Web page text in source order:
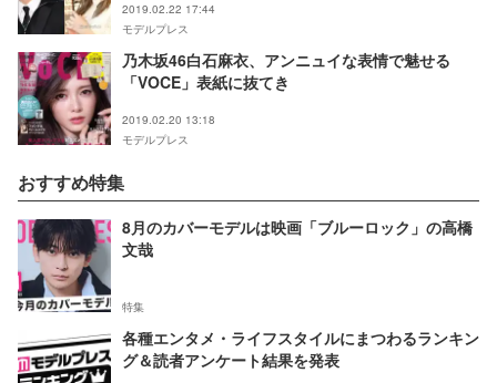
2019.02.22 17:44
モデルプレス
乃木坂46白石麻衣、アンニュイな表情で魅せる
「VOCE」表紙に抜てき
2019.02.20 13:18
モデルプレス
おすすめ特集
8月のカバーモデルは映画「ブルーロック」の高橋
文哉
特集
各種エンタメ・ライフスタイルにまつわるランキン
グ＆読者アンケート結果を発表